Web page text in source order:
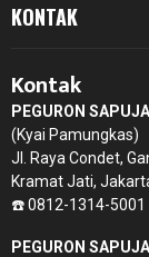
KONTAK
Kontak
PEGURON
(Kyai Pamungkas)
Jl. Raya Condet,
Kramat Jati,
☎️ 0812-1314-5001
PEGURON